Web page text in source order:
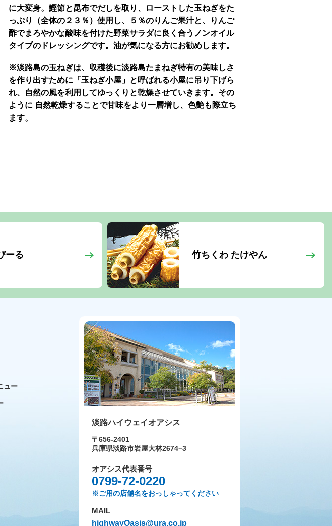
に大変身。鰹節と昆布でだしを取り、ローストした玉ねぎをた
っぷり（全体の２３％）使用し、５％のりんご果汁と、りんご
酢でまろやかな酸味を付けた野菜サラダに良く合うノンオイル
タイプのドレッシングです。油が気になる方にお勧めします。
※淡路島の玉ねぎは、収穫後に淡路島たまねぎ特有の美味しさ
を作り出すために「玉ねぎ小屋」と呼ばれる小屋に吊り下げら
れ、自然の風を利用してゆっくりと乾燥させていきます。その
ように 自然乾燥することで甘味をより一層増し、色艶も際立ち
ます。
ーる 竹ちくわ たけやん
ュー
淡路ハイウェイオアシス
〒656-2401
兵庫県淡路市岩屋大林2674−3
オアシス代表番号
0799-72-0220
※ご用の店舗名をおっしゃってください
MAIL
highwayOasis@ura.co.jp